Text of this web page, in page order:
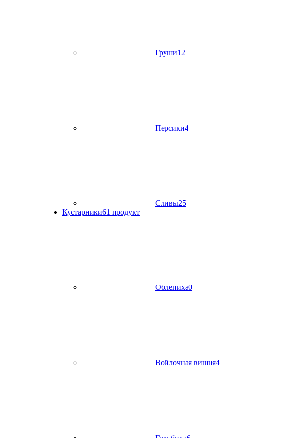
Груши12
Персики4
Сливы25
Кустарники61 продукт
Облепиха0
Войлочная вишня4